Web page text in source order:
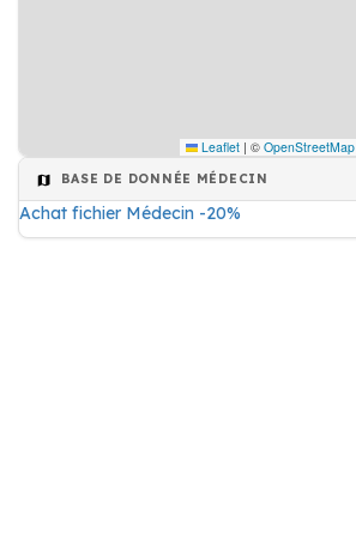
Leaflet | © OpenStreetMap
BASE DE DONNÉE MÉDECIN
Achat fichier Médecin -20%